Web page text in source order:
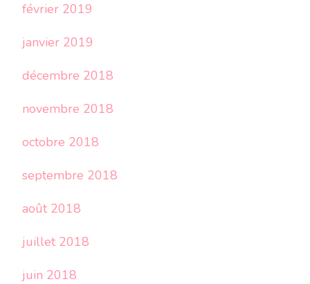
février 2019
janvier 2019
décembre 2018
novembre 2018
octobre 2018
septembre 2018
août 2018
juillet 2018
juin 2018